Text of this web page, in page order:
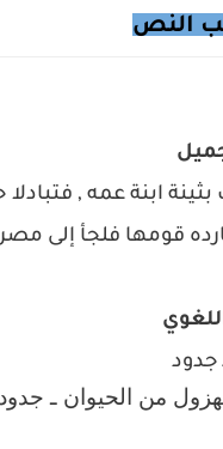
النص
ابنة عمه , فتبادلا
قومها فلجأ إلى
جدود
من الحيوان ـ